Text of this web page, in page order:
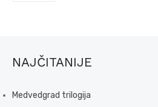
NAJČITANIJE
Medvedgrad trilogija